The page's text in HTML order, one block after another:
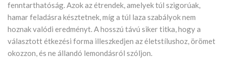
fenntarthatóság. Azok az étrendek, amelyek túl szigorúak,
hamar feladásra késztetnek, míg a túl laza szabályok nem
hoznak valódi eredményt. A hosszú távú siker titka, hogy a
választott étkezési forma illeszkedjen az életstílushoz, örömet
okozzon, és ne állandó lemondásról szóljon.